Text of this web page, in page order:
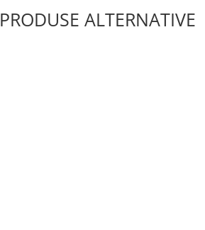
PRODUSE ALTERNATIVE